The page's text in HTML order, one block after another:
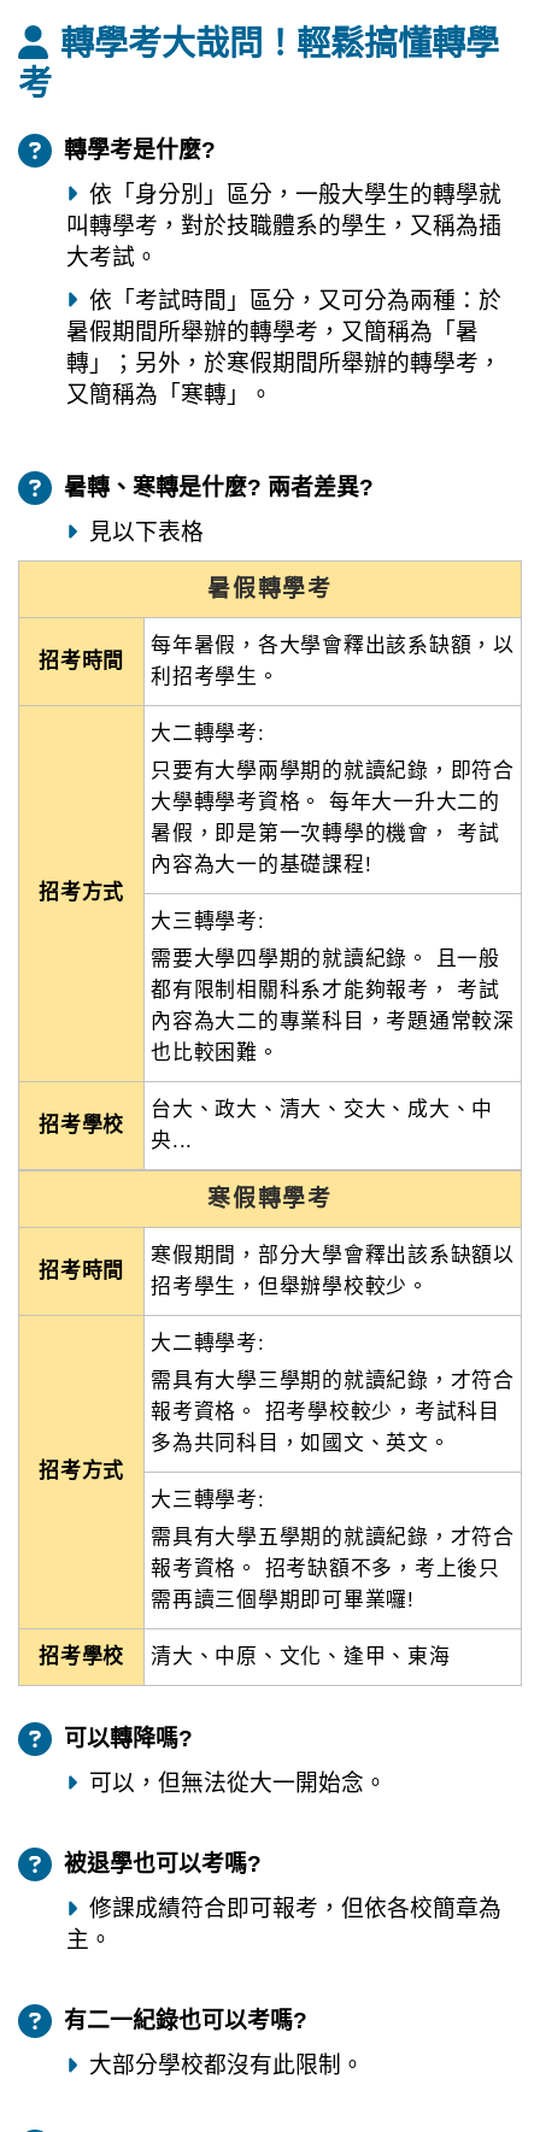
轉學考大哉問！輕鬆搞懂轉學
考
轉學考是什麼?
依「身分別」區分，一般大學生的轉學就
叫轉學考，對於技職體系的學生，又稱為插
大考試。
依「考試時間」區分，又可分為兩種：於
暑假期間所舉辦的轉學考，又簡稱為「暑
轉」；另外，於寒假期間所舉辦的轉學考，
又簡稱為「寒轉」。
暑轉、寒轉是什麼? 兩者差異?
見以下表格
暑假轉學考
招考時間
每年暑假，各大學會釋出該系缺額，以
利招考學生。
招考方式
大二轉學考:
只要有大學兩學期的就讀紀錄，即符合
大學轉學考資格。 每年大一升大二的
暑假，即是第一次轉學的機會， 考試
內容為大一的基礎課程!
大三轉學考:
需要大學四學期的就讀紀錄。 且一般
都有限制相關科系才能夠報考， 考試
內容為大二的專業科目，考題通常較深
也比較困難。
招考學校
台大、政大、清大、交大、成大、中
央...
寒假轉學考
招考時間
寒假期間，部分大學會釋出該系缺額以
招考學生，但舉辦學校較少。
招考方式
大二轉學考:
需具有大學三學期的就讀紀錄，才符合
報考資格。 招考學校較少，考試科目
多為共同科目，如國文、英文。
大三轉學考:
需具有大學五學期的就讀紀錄，才符合
報考資格。 招考缺額不多，考上後只
需再讀三個學期即可畢業囉!
招考學校 清大、中原、文化、逢甲、東海
可以轉降嗎?
可以，但無法從大一開始念。
被退學也可以考嗎?
修課成績符合即可報考，但依各校簡章為
主。
有二一紀錄也可以考嗎?
大部分學校都沒有此限制。